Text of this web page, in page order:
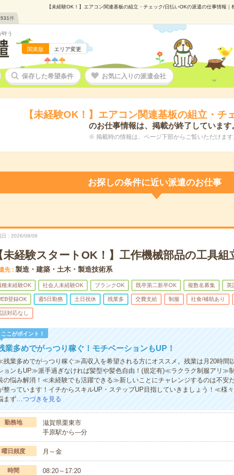
【未経験OK！】エアコン関連基板の組立・チェック/日払いOKの派遣の仕事情報
件
叶う
関東版 エリア変更
保存した希望条件 お気に入りの派遣会社
【未経験OK！】エアコン関連基板の組立・チ
のお仕事情報は、掲載が終了しています
※ 掲載時の情報は、ページ下部からご覧いただけます
お探しの条件に近い派遣のお仕事
2026/08/06
未経験スタートOK！】工作機械部品の工具
先 製造・建築・土木・製造技術系
種未経験OK 社会人未経験OK ブランクOK 既卒第二新卒OK 複数名募集 英
登録OK 週5日勤務 土日祝休 残業多 交費支給 制服 社食/補助あり
話対応なし
ここがポイント！
業多めでがっつり稼ぐ！モチベーションもUP！
残業多めでがっつり稼ぐ≫高収入を希望される方にオススメ。残業は月20時間
ョンもUP≫派手過ぎなければ髪型や髪色自由！(規定有)≪ラクラク制服アリ≫
の悩み解消！≪未経験でも活躍できる≫新しいことにチャレンジするのは不安
整っています！イチからスキルUP・ステップUP目指していきましょう！≪様
まず…つづきを見る
勤務地
滋賀県栗東市
手原駅から---分
曜日頻度 月～金
時間 08:20～17:20